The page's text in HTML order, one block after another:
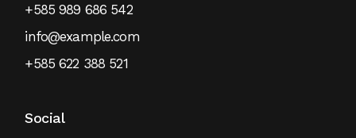
+585 989 686 542
info@example.com
+585 622 388 521
Social